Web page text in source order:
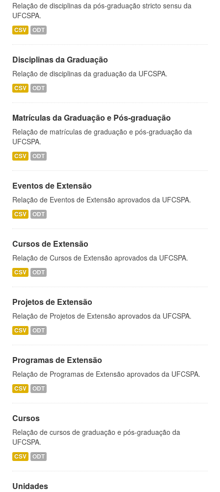
Relação de disciplinas da pós-graduação stricto sensu da
UFCSPA.
CSV ODT
Disciplinas da Graduação
Relação de disciplinas da graduação da UFCSPA.
CSV ODT
Matrículas da Graduação e Pós-graduação
Relação de matrículas de graduação e pós-graduação da
UFCSPA.
CSV ODT
Eventos de Extensão
Relação de Eventos de Extensão aprovados da UFCSPA.
CSV ODT
Cursos de Extensão
Relação de Cursos de Extensão aprovados da UFCSPA.
CSV ODT
Projetos de Extensão
Relação de Projetos de Extensão aprovados da UFCSPA.
CSV ODT
Programas de Extensão
Relação de Programas de Extensão aprovados da UFCSPA.
CSV ODT
Cursos
Relação de cursos de graduação e pós-graduação da
UFCSPA.
CSV ODT
Unidades